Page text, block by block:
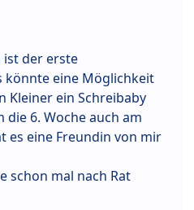
ist der erste
könnte eine Möglichkeit
Kleiner ein Schreibaby
die 6. Woche auch am
es eine Freundin von mir
schon mal nach Rat